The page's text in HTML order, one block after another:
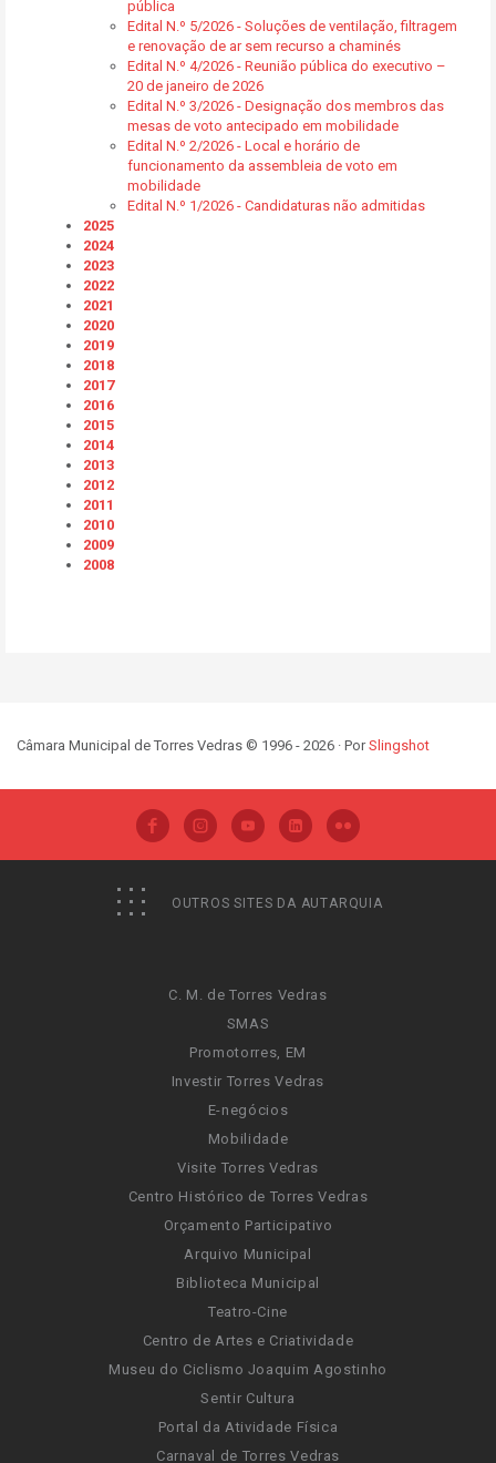
pública
Edital N.º 5/2026 - Soluções de ventilação, filtragem
e renovação de ar sem recurso a chaminés
Edital N.º 4/2026 - Reunião pública do executivo –
20 de janeiro de 2026
Edital N.º 3/2026 - Designação dos membros das
mesas de voto antecipado em mobilidade
Edital N.º 2/2026 - Local e horário de
funcionamento da assembleia de voto em
mobilidade
Edital N.º 1/2026 - Candidaturas não admitidas
2025
2024
2023
2022
2021
2020
2019
2018
2017
2016
2015
2014
2013
2012
2011
2010
2009
2008
Câmara Municipal de Torres Vedras © 1996 - 2026 · PorSlingshot
OUTROS SITES DA AUTARQUIA
C. M. de Torres Vedras
SMAS
Promotorres, EM
Investir Torres Vedras
E-negócios
Mobilidade
Visite Torres Vedras
Centro Histórico de Torres Vedras
Orçamento Participativo
Arquivo Municipal
Biblioteca Municipal
Teatro-Cine
Centro de Artes e Criatividade
Museu do Ciclismo Joaquim Agostinho
Sentir Cultura
Portal da Atividade Física
Carnaval de Torres Vedras